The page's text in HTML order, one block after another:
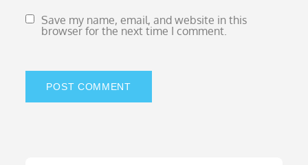
Save my name, email, and website in this
browser for the next time I comment.